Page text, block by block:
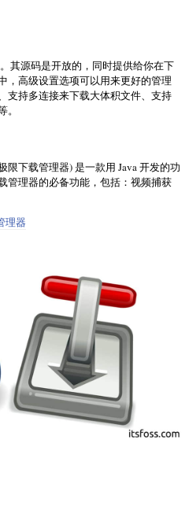
其源码是开放的，同时提供给你在下
，高级设置选项可以用来更好的管理
支持多连接来下载大体积文件、支持
限下载管理器) 是一款用 Java 开发的功
管理器的必备功能，包括：视频捕获
理器